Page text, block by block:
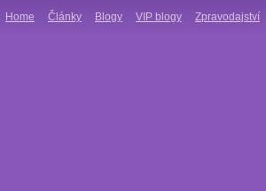
Home Články Blogy VIP blogy Zpravodajství